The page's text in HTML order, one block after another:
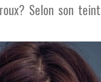
Selon son